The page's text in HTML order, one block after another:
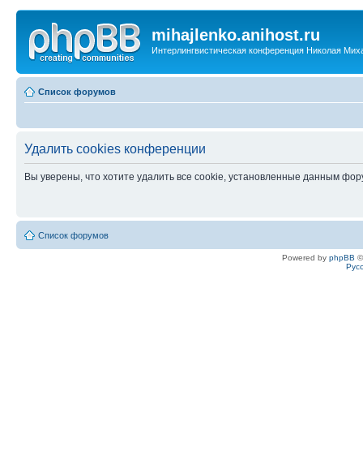
mihajlenko.anihost.ru
Интерлингвистическая конференция Николая
Список форумов
Удалить cookies конференции
Вы уверены, что хотите удалить все cookie, установленные данным
Список форумов
Powered by phpBB